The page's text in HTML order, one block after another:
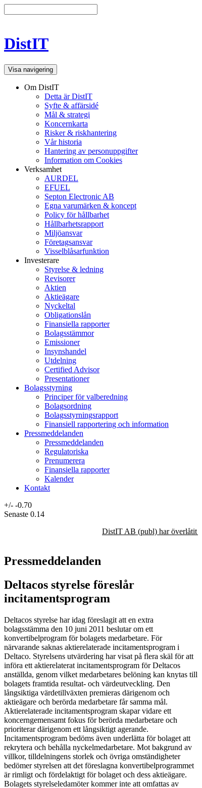
DistIT
Visa navigering
Om DistIT
Detta är DistIT
Syfte & affärsidé
Mål & strategi
Koncernkarta
Risker & riskhantering
Vår historia
Hantering av personuppgifter
Information om Cookies
Verksamhet
AURDEL
EFUEL
Septon Electronic AB
Egna varumärken & koncept
Policy för hållbarhet
Hållbarhetsrapport
Miljöansvar
Företagsansvar
Visselblåsarfunktion
Investerare
Styrelse & ledning
Revisorer
Aktien
Aktieägare
Nyckeltal
Obligationslån
Finansiella rapporter
Bolagsstämmor
Emissioner
Insynshandel
Utdelning
Certified Advisor
Presentationer
Bolagsstyrning
Principer för valberedning
Bolagsordning
Bolagsstyrningsrapport
Finansiell rapportering och information
Pressmeddelanden
Pressmeddelanden
Regulatoriska
Prenumerera
Finansiella rapporter
Kalender
Kontakt
+/- -0.70
Senaste 0.14
DistIT AB (publ) har överlåtit
Pressmeddelanden
Deltacos styrelse föreslår
incitamentsprogram
Deltacos styrelse har idag föreslagit att en extra
bolagsstämma den 10 juni 2011 beslutar om ett
konvertibelprogram för bolagets medarbetare. För
närvarande saknas aktierelaterade incitamentsprogram i
Deltaco. Styrelsens utvärdering har visat på flera skäl för att
införa ett aktierelaterat incitamentsprogram för Deltacos
anställda, genom vilket medarbetares belöning kan knytas till
bolagets framtida resultat- och värdeutveckling. Den
långsiktiga värdetillväxten premieras därigenom och
aktieägare och berörda medarbetare får samma mål.
Aktierelaterade incitamentsprogram skapar vidare ett
koncerngemensamt fokus för berörda medarbetare och
prioriterar därigenom ett långsiktigt agerande.
Incitamentsprogram bedöms även underlätta för bolaget att
rekrytera och behålla nyckelmedarbetare. Mot bakgrund av
villkor, tilldelningens storlek och övriga omständigheter
bedömer styrelsen att det föreslagna konvertibelprogrammet
är rimligt och fördelaktigt för bolaget och dess aktieägare.
Bolagets styrelseledamöter kommer inte att omfattas av